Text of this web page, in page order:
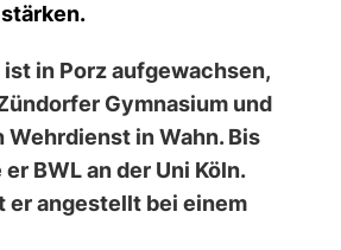
ist in Porz aufgewachsen,
Gymnasium und
in Wahn. Bis
BWL an der Uni Köln.
angestellt bei einem